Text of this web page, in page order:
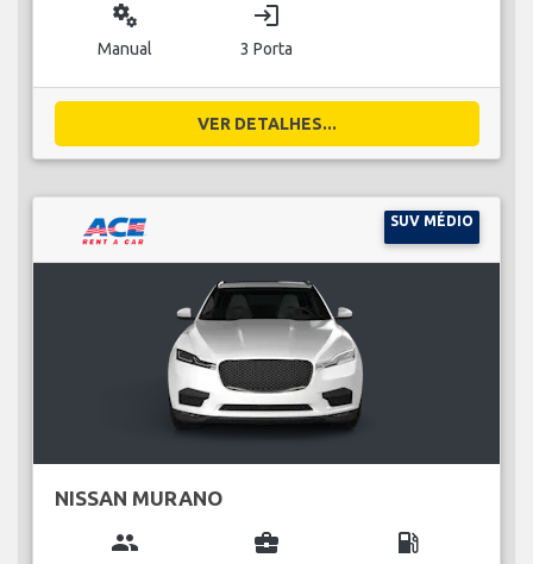
miscellaneous_services
Manual
login
3 Porta
VER DETALHES...
SUV MÉDIO
NISSAN MURANO
group business_center local_gas_station